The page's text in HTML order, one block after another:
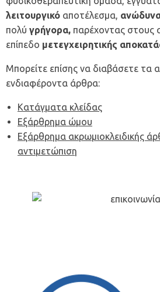
λειτουργικό αποτέλεσμα,
πολύ γρήγορα, παρέχοντας στους
επίπεδο μετεγχειρητικής
Μπορείτε επίσης να διαβάσετε τα
ενδιαφέροντα άρθρα:
Κατάγματα κλείδας
Εξάρθρημα ώμου
Εξάρθρημα ακρωμιοκλειδικής
αντιμετώπιση